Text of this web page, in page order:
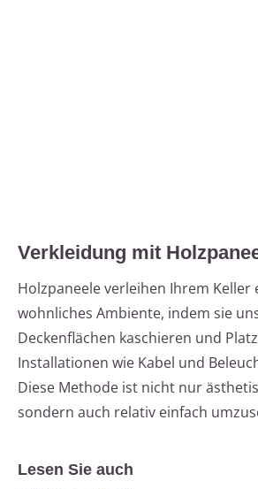
Verkleidung mit
Holzpaneele verleihen Ihrem Keller
wohnliches Ambiente, indem sie
Deckenflächen kaschieren und
Installationen wie Kabel und
Diese Methode ist nicht nur
sondern auch relativ einfach
Lesen Sie auch